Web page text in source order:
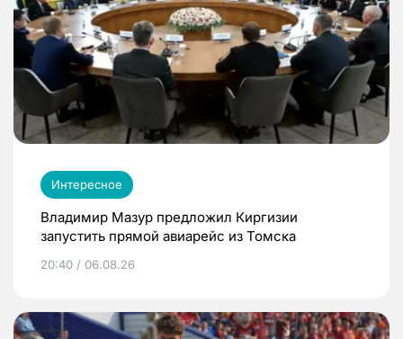
Интересное
Владимир Мазур предложил Киргизии
запустить прямой авиарейс из Томска
20:40 / 06.08.26